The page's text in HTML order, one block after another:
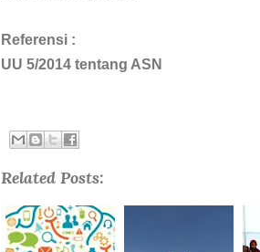
Referensi :
UU 5/2014 tentang ASN
Related Posts: